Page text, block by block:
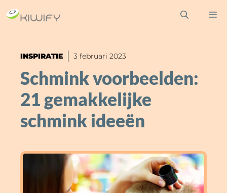
Ga
naar
inhoudINSPIRATIE 3 februari 2023
Schmink voorbeelden:
21 gemakkelijke
schmink ideeën